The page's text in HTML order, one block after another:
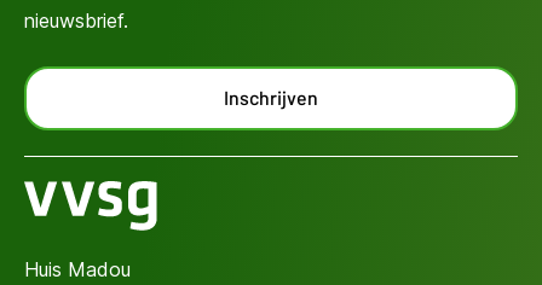
nieuwsbrief.
Inschrijven
Huis Madou